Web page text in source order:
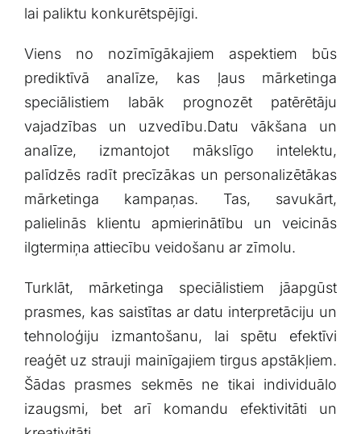
lai paliktu konkurētspējīgi. ⁢
Viens no nozīmīgākajiem aspektiem būs
prediktīvā analīze, kas ļaus mārketinga
speciālistiem labāk⁤ prognozēt patērētāju
vajadzības un uzvedību.Datu vākšana un
analīze, izmantojot mākslīgo‌ intelektu,
palīdzēs radīt precīzākas un personalizētākas
mārketinga kampaņas. Tas, savukārt,
palielinās klientu apmierinātību un veicinās
ilgtermiņa attiecību veidošanu ar⁢ zīmolu.
Turklāt,​ mārketinga speciālistiem jāapgūst
prasmes, kas saistītas ar datu interpretāciju un
tehnoloģiju izmantošanu, lai spētu efektīvi
reaģēt uz‍ strauji mainīgajiem tirgus apstākļiem.
Šādas prasmes sekmēs ne tikai individuālo
izaugsmi, bet arī komandu efektivitāti un